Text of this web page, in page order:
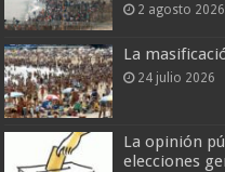
2 agosto 2026
La
24 julio 2026
La opinión
elecciones